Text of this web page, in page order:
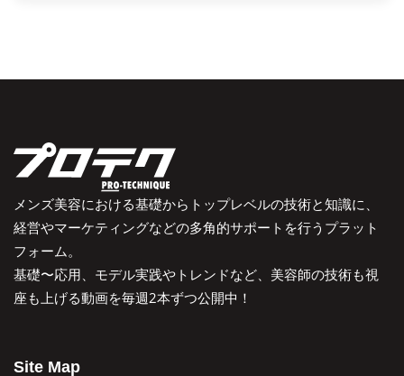
メンズ美容における基礎からトップレベルの技術と知識に、
経営やマーケティングなどの多角的サポートを行うプラット
フォーム。
基礎〜応用、モデル実践やトレンドなど、美容師の技術も視
座も上げる動画を毎週2本ずつ公開中！
Site Map